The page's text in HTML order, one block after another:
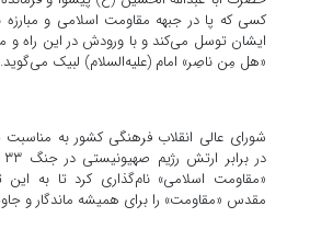
کسی که پا در جبهه مقاومت اسلامی و مبارزه
ایشان توسل می‌کند و با ورودش در این راه و
«هل مِن ناصِر» امام (علیه‌السلام) لبیک می‌گوید.
شورای عالی انقلاب فرهنگی کشور به مناسبت
«مقاومت اسلامی» نام‌گذاری کرد تا به این
مقدس «مقاومت» را برای همیشه ماندگار و